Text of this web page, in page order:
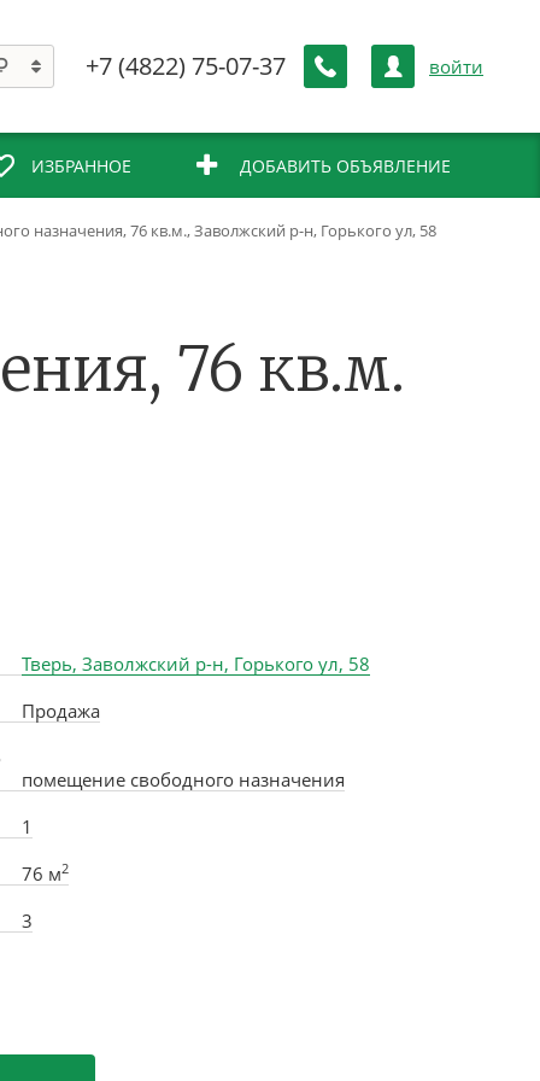
+7 (4822) 75-07-37 войти
ИЗБРАННОЕ ДОБАВИТЬ ОБЪЯВЛЕНИЕ
назначения, 76 кв.м., Заволжский р-н, Горького ул, 58
76 кв.м.
Тверь, Заволжский р-н, Горького ул, 58
Продажа
помещение свободного назначения
1
76 м2
3